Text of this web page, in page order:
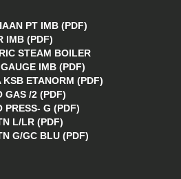
PT IMB (PDF)
IMB (PDF)
STEAM BOILER
IMB (PDF)
KSB ETANORM (PDF)
GAS /2 (PDF)
PRESS- G (PDF)
L/LR (PDF)
G/GC BLU (PDF)